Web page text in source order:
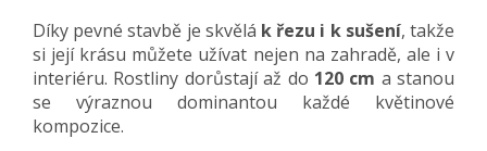
Díky pevné stavbě je skvělá k řezu i k sušení, takže
si její krásu můžete užívat nejen na zahradě, ale i v
interiéru. Rostliny dorůstají až do 120 cm a stanou
se výraznou dominantou každé květinové
kompozice.